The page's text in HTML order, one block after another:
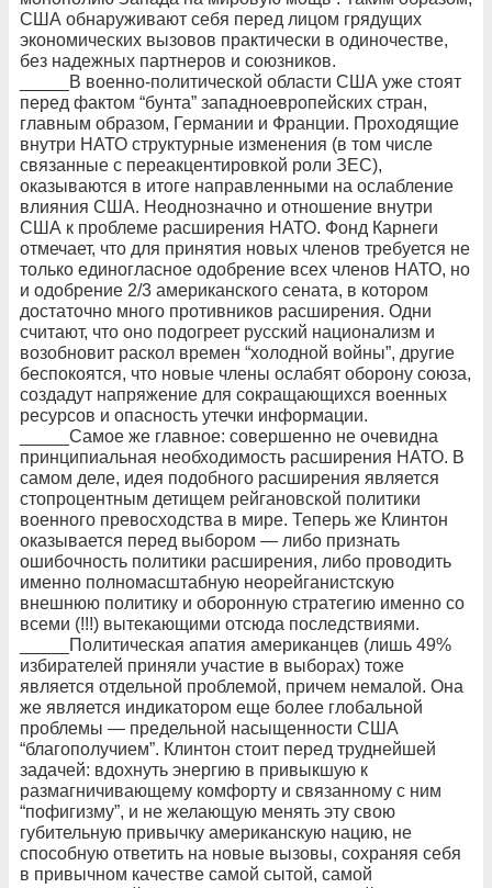
США обнаруживают себя перед лицом грядущих
экономических вызовов практически в одиночестве,
без надежных партнеров и союзников.
_____В военно-политической области США уже стоят
перед фактом “бунта” западноевропейских стран,
главным образом, Германии и Франции. Проходящие
внутри НАТО структурные изменения (в том числе
связанные с переакцентировкой роли ЗЕС),
оказываются в итоге направленными на ослабление
влияния США. Неоднозначно и отношение внутри
США к проблеме расширения НАТО. Фонд Карнеги
отмечает, что для принятия новых членов требуется не
только единогласное одобрение всех членов НАТО, но
и одобрение 2/3 американского сената, в котором
достаточно много противников расширения. Одни
считают, что оно подогреет русский национализм и
возобновит раскол времен “холодной войны”, другие
беспокоятся, что новые члены ослабят оборону союза,
создадут напряжение для сокращающихся военных
ресурсов и опасность утечки информации.
_____Самое же главное: совершенно не очевидна
принципиальная необходимость расширения НАТО. В
самом деле, идея подобного расширения является
стопроцентным детищем рейгановской политики
военного превосходства в мире. Теперь же Клинтон
оказывается перед выбором — либо признать
ошибочность политики расширения, либо проводить
именно полномасштабную неорейганистскую
внешнюю политику и оборонную стратегию именно со
всеми (!!!) вытекающими отсюда последствиями.
_____Политическая апатия американцев (лишь 49%
избирателей приняли участие в выборах) тоже
является отдельной проблемой, причем немалой. Она
же является индикатором еще более глобальной
проблемы — предельной насыщенности США
“благополучием”. Клинтон стоит перед труднейшей
задачей: вдохнуть энергию в привыкшую к
размагничивающему комфорту и связанному с ним
“пофигизму”, и не желающую менять эту свою
губительную привычку американскую нацию, не
способную ответить на новые вызовы, сохраняя себя
в привычном качестве самой сытой, самой